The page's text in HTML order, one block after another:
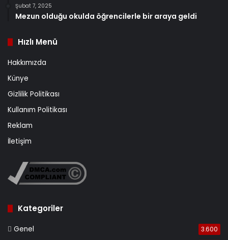
Şubat 7, 2025
Mezun olduğu okulda öğrencilerle bir araya geldi
Hızlı Menü
Hakkımızda
Künye
Gizlilik Politikası
Kullanım Politikası
Reklam
İletişim
Kategoriler
Genel 3.600